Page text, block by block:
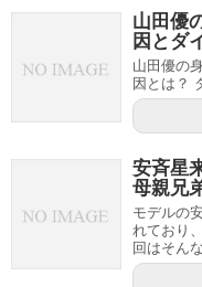
山田優
因とダ
山田優の
因とは？
安斉星
母親兄
モデルの
れており
回はそん